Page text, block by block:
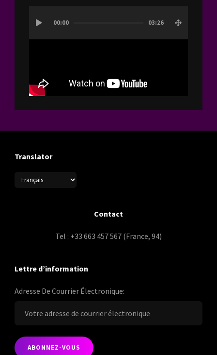
vidéo
00:00 03:26
Translator
Contact
Tel : +33 663 457 567 (France, 94)
Lettre d’information
Adresse De Courrier Électronique: